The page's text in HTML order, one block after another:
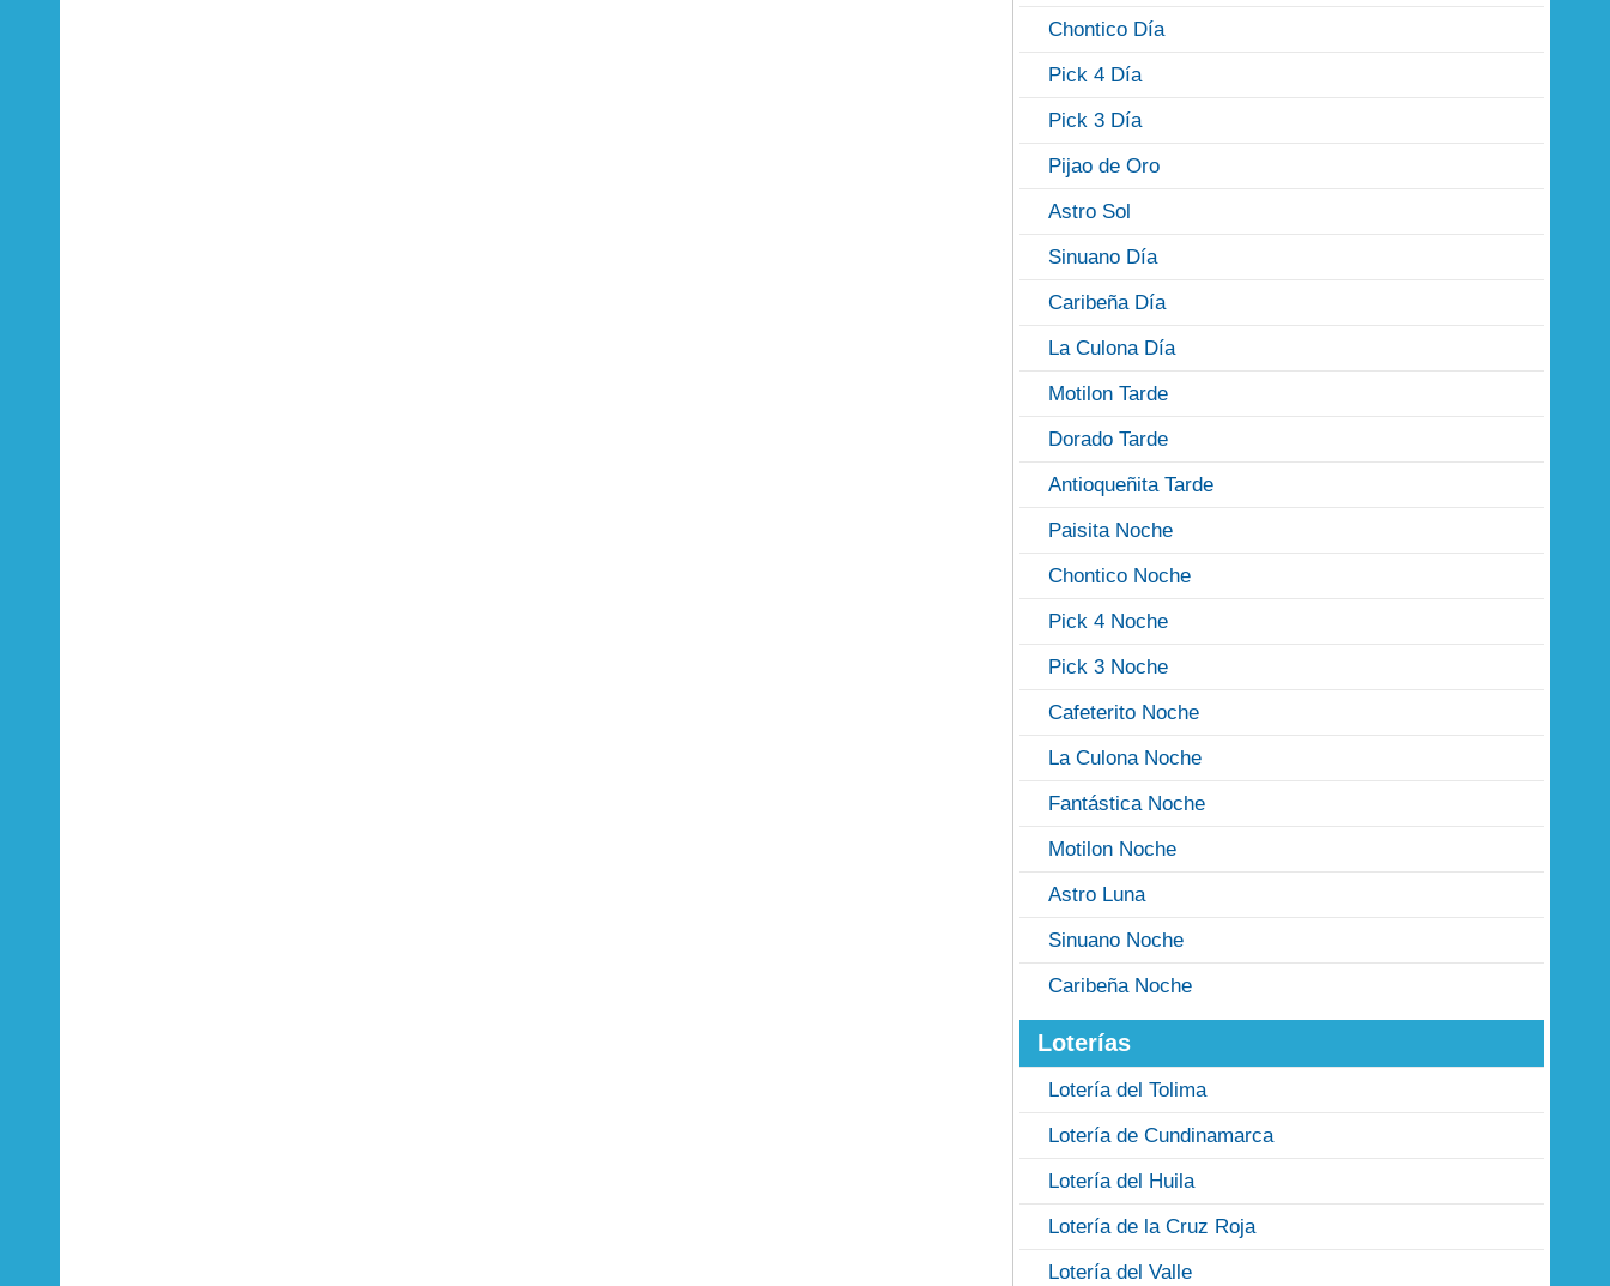
Chontico Día
Pick 4 Día
Pick 3 Día
Pijao de Oro
Astro Sol
Sinuano Día
Caribeña Día
La Culona Día
Motilon Tarde
Dorado Tarde
Antioqueñita Tarde
Paisita Noche
Chontico Noche
Pick 4 Noche
Pick 3 Noche
Cafeterito Noche
La Culona Noche
Fantástica Noche
Motilon Noche
Astro Luna
Sinuano Noche
Caribeña Noche
Loterías
Lotería del Tolima
Lotería de Cundinamarca
Lotería del Huila
Lotería de la Cruz Roja
Lotería del Valle